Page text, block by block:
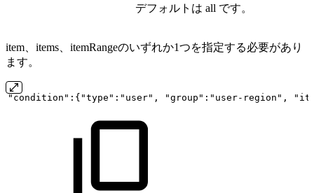
デフォルトは all です。
item、items、itemRangeのいずれか1つを指定する必要があり
ます。
"condition":{"type":"user", "group":"user-region",